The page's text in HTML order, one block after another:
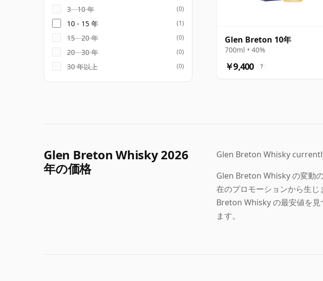
Glen Breton 10年
700ml • 40%
￥9,400 ?
3 - 10 年 (0)
10 - 15 年 (1)
15 - 20 年 (0)
20 - 30 年 (0)
30 年以上 (0)
Glen Breton Whisky 2026
年の価格
Glen Breton Whisky
Glen Breton Whisky の変動
在のプロモーションから生
Breton Whisky の最安値を見
ます。